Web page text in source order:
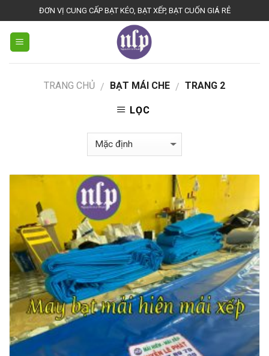
to
content
ĐƠN VỊ CUNG CẤP BẠT KÉO, BẠT XẾP, BẠT CUỐN GIÁ RẺ
TRANG CHỦ / BẠT MÁI CHE / TRANG 2
LỌC